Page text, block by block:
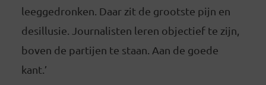
leeggedronken. Daar zit de grootste pijn en
desillusie. Journalisten leren objectief te zijn,
boven de partijen te staan. Aan de goede
kant.’